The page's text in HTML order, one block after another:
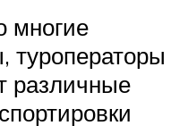
многие
туроператоры
различные